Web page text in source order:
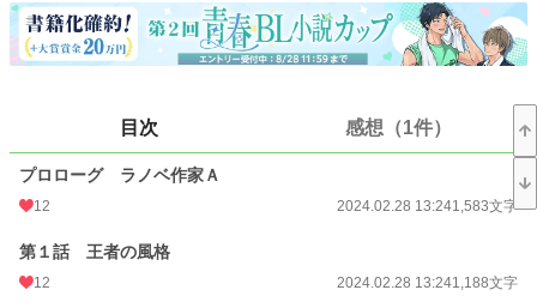
お気に入り 70
24h.ポイント 0 pt
更新日時 2024.11.27 20:13
週間ポイント
目次 感想（1件）
プロローグ ラノベ作家Ａ
12 2024.02.28 13:241,583文字
第１話 王者の風格
12 2024.02.28 13:241,188文字